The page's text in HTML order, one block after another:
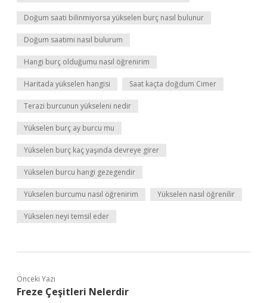
Doğum saati bilinmiyorsa yükselen burç nasıl bulunur
Doğum saatimi nasıl bulurum
Hangi burç olduğumu nasıl öğrenirim
Haritada yükselen hangisi Saat kaçta doğdum Cimer
Terazi burcunun yükseleni nedir
Yükselen burç ay burcu mu
Yükselen burç kaç yaşında devreye girer
Yükselen burcu hangi gezegendir
Yükselen burcumu nasıl öğrenirim Yükselen nasıl öğrenilir
Yükselen neyi temsil eder
Önceki Yazı
Freze Çeşitleri Nelerdir